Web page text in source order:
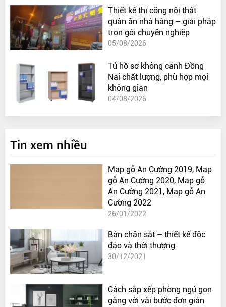
Thiết kế thi công nội thất
quán ăn nhà hàng – giải pháp
trọn gói chuyên nghiệp
05/08/2026
Tủ hồ sơ không cánh Đồng
Nai chất lượng, phù hợp mọi
không gian
04/08/2026
Tin xem nhiều
Map gỗ An Cường 2019, Map
gỗ An Cường 2020, Map gỗ
An Cường 2021, Map gỗ An
Cường 2022
26/01/2022
Bàn chân sắt – thiết kế độc
đáo và thời thượng
30/12/2021
Cách sắp xếp phòng ngủ gọn
gàng với vài bước đơn giản